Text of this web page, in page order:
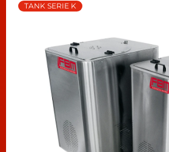
TANK SERIE K